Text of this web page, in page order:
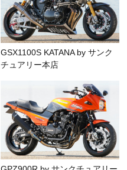
GSX1100S KATANA by サンク
チュアリー本店